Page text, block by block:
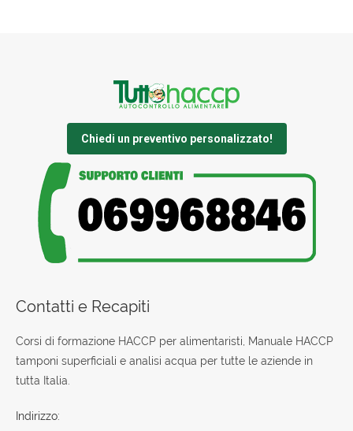
Chiedi un preventivo personalizzato!
Contatti e Recapiti
Corsi di formazione HACCP per alimentaristi, Manuale HACCP
tamponi superficiali e analisi acqua per tutte le aziende in
tutta Italia.
Indirizzo: